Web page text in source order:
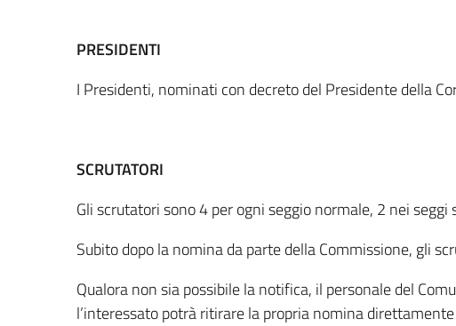
PRESIDENTI
I Presidenti, nominati con decreto del Presidente della
SCRUTATORI
Gli scrutatori sono 4 per ogni seggio normale, 2 nei seggi
Subito dopo la nomina da parte della Commissione, gli
Qualora non sia possibile la notifica, il personale del
l’interessato potrà ritirare la propria nomina